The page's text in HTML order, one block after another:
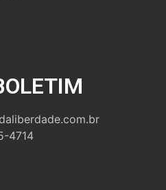
4714